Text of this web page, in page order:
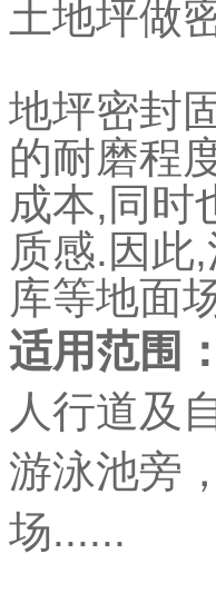
土地坪做
地坪密封
的耐磨程
成本,同时
质感.因此
库等地面
适用范围：
人行道及
游泳池旁
场......